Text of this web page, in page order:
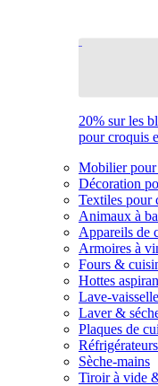
20% sur les
pour croquis
Mobilier pour
Décoration
Textiles pour
Animaux à
Appareils de
Armoires à
Fours &
Hottes
Lave-vaisselle
Laver &
Plaques de
Sèche-mains
Tiroir à vide